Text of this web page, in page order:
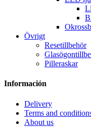
Övrigt
Resetillbehör
Pilleraskar
Información
Delivery
Terms and
About us